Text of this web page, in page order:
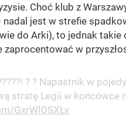
Choć klub z
jest w strefie
do Arki), to jednak
zaprocentować w
? ? Napastnik w
stratę Legii w końcówce
GxrWlOSXLv